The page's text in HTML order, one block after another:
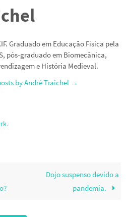
Graduado em Educação Física pela
pós-graduado em Biomecânica,
e História Medieval.
by André Traichel →
.
Dojo suspenso devido a
pandemia.